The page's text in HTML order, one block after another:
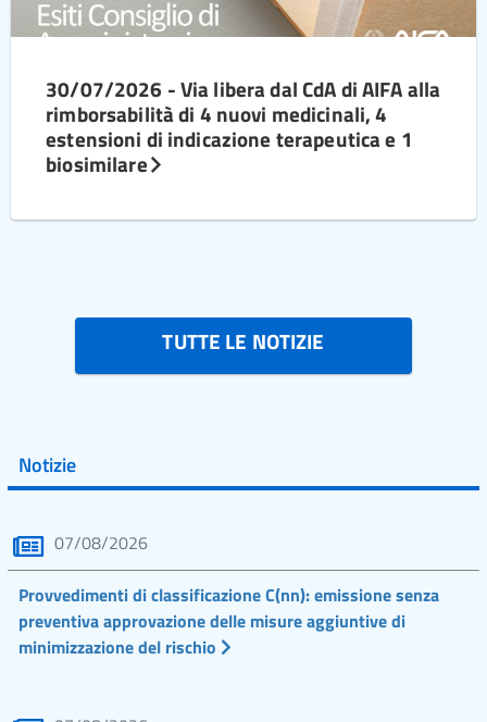
30/07/2026 - Via libera dal CdA di AIFA alla
rimborsabilità di 4 nuovi medicinali, 4
estensioni di indicazione terapeutica e 1
biosimilare
TUTTE LE NOTIZIE
Notizie
07/08/2026
Provvedimenti di classificazione C(nn): emissione senza
preventiva approvazione delle misure aggiuntive di
minimizzazione del rischio